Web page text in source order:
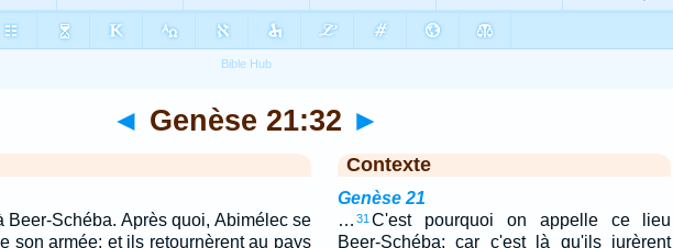
◄ Genèse 21:32 ►
Beer-Schéba. Après quoi, Abimélec se
son armée; et ils retournèrent au pays
Contexte
Genèse 21
… 31 C'est pourquoi on appelle ce lieu
Beer-Schéba; car c'est là qu'ils jurèrent